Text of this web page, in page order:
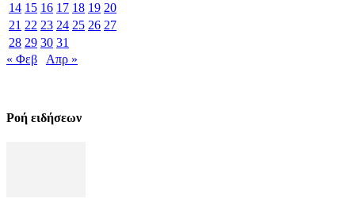
14 15 16 17 18 19 20
21 22 23 24 25 26 27
28 29 30 31
« Φεβ
Απρ »
Ροή ειδήσεων